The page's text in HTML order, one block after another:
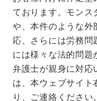
ております。モンス
や、本件のような外
応、さらには労務問
には様々な法的問題
弁護士が親身に対応
は、本ウェブサイト
り、ご連絡ください。